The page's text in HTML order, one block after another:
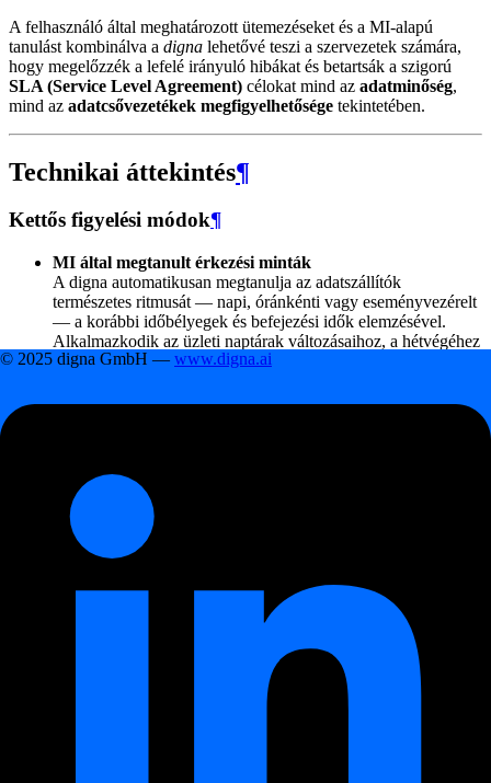
A felhasználó által meghatározott ütemezéseket és a MI-alapú
tanulást kombinálva a digna lehetővé teszi a szervezetek számára,
hogy megelőzzék a lefelé irányuló hibákat és betartsák a szigorú
SLA (Service Level Agreement) célokat mind az adatminőség,
mind az adatcsővezetékek megfigyelhetősége tekintetében.
Technikai áttekintés¶
Kettős figyelési módok¶
MI által megtanult érkezési minták
A digna automatikusan megtanulja az adatszállítók
természetes ritmusát — napi, óránkénti vagy eseményvezérelt
— a korábbi időbélyegek és befejezési idők elemzésével.
Alkalmazkodik az üzleti naptárak változásaihoz, a hétvégéhez
vagy a hónapvégi csúcsokhoz.
A felhasználók explicit módon definiálhatják a várt kézbesítési
ütemezéssel, és riasztást küld, ha az adatok késnek vagy
hiányoznak.
Észlelési mechanizmus
rekordszámokat
megrekedt ETL-feladatokat
és a
Data Validation
modulokkal a kombinált betekintés érdekében
© 2025 digna GmbH — www.digna.ai